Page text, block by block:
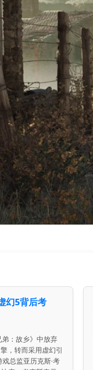
幻5背后考
：故乡》中放弃
，转而采用虚幻引
总监亚历克斯·考